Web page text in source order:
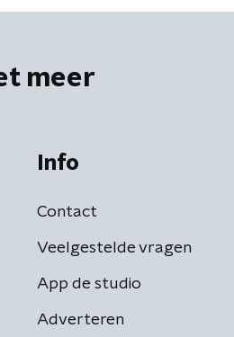
meer
Info
Contact
Veelgestelde vragen
App de studio
Adverteren